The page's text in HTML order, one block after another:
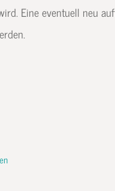
Eine eventuell neu